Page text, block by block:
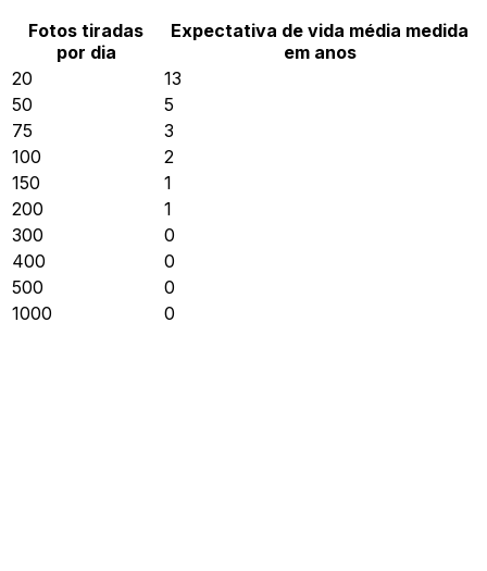
Fotos tiradas
por dia
Expectativa de vida média medida
em anos
20
13
50
5
75
3
100
2
150
1
200
1
300
0
400
0
500
0
1000
0